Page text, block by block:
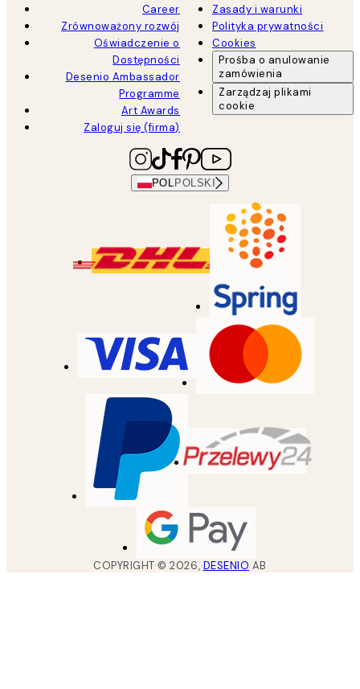
Career
Zrównoważony rozwój
Oświadczenie o
Dostępności
Desenio Ambassador
Programme
Art Awards
Zaloguj się (firma)
Zasady i warunki
Polityka prywatności
Cookies
Prośba o anulowanie
zamówienia
Zarządzaj plikami
cookie
POL POLSKI
COPYRIGHT ©2026, DESENIO AB